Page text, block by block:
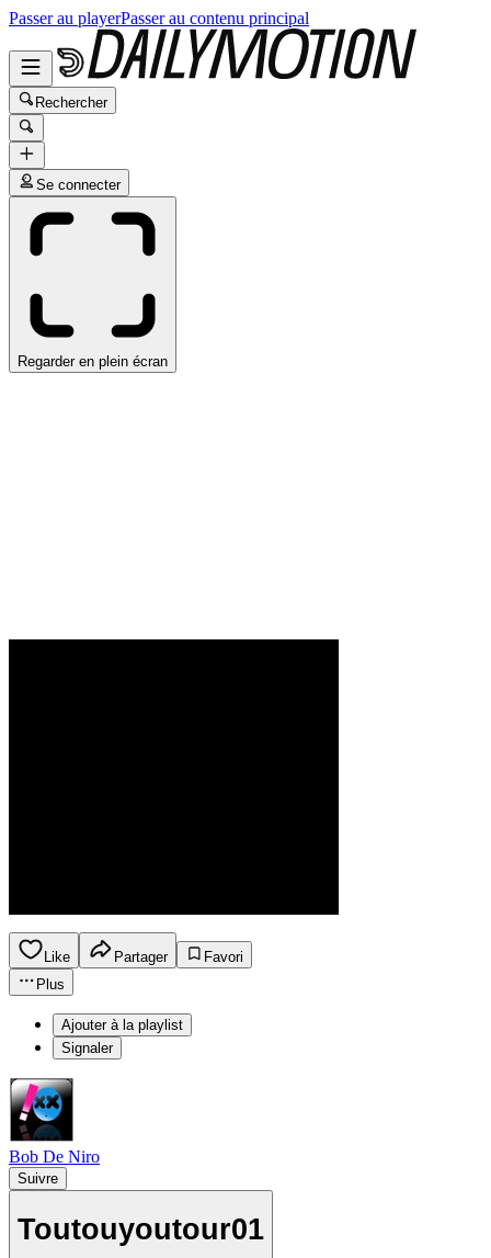
Passer au playerPasser au contenu principal
Rechercher
Se connecter
Regarder en plein écran
Like Partager
Favori
Plus
Ajouter à la playlist
Signaler
Bob De Niro
Suivre
Toutouyoutour01